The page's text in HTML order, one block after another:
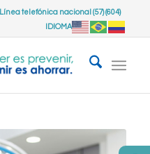
Línea telefónica nacional (57) (604)
IDIOMA